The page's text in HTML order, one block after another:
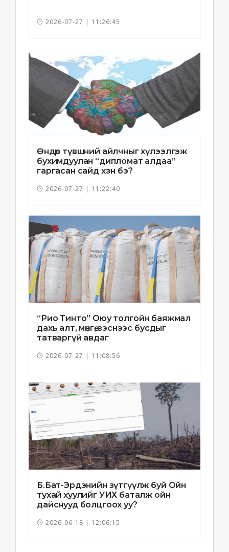
2026-07-27 | 11:26:45
Өндөр түвшний айлчныг хүлээлгэж
бухимдуулан “дипломат алдаа”
гаргасан сайд хэн бэ?
2026-07-27 | 11:22:40
“Рио Тинто” Оюу толгойн баяжмал
дахь алт, мөнгө, зэснээс бусдыг
татваргүй авдаг
2026-07-27 | 11:08:56
Б.Бат-Эрдэнийн зүтгүүлж буй Ойн
тухай хуулийг УИХ баталж ойн
дайснууд болцгоох уу?
2026-06-18 | 12:06:15